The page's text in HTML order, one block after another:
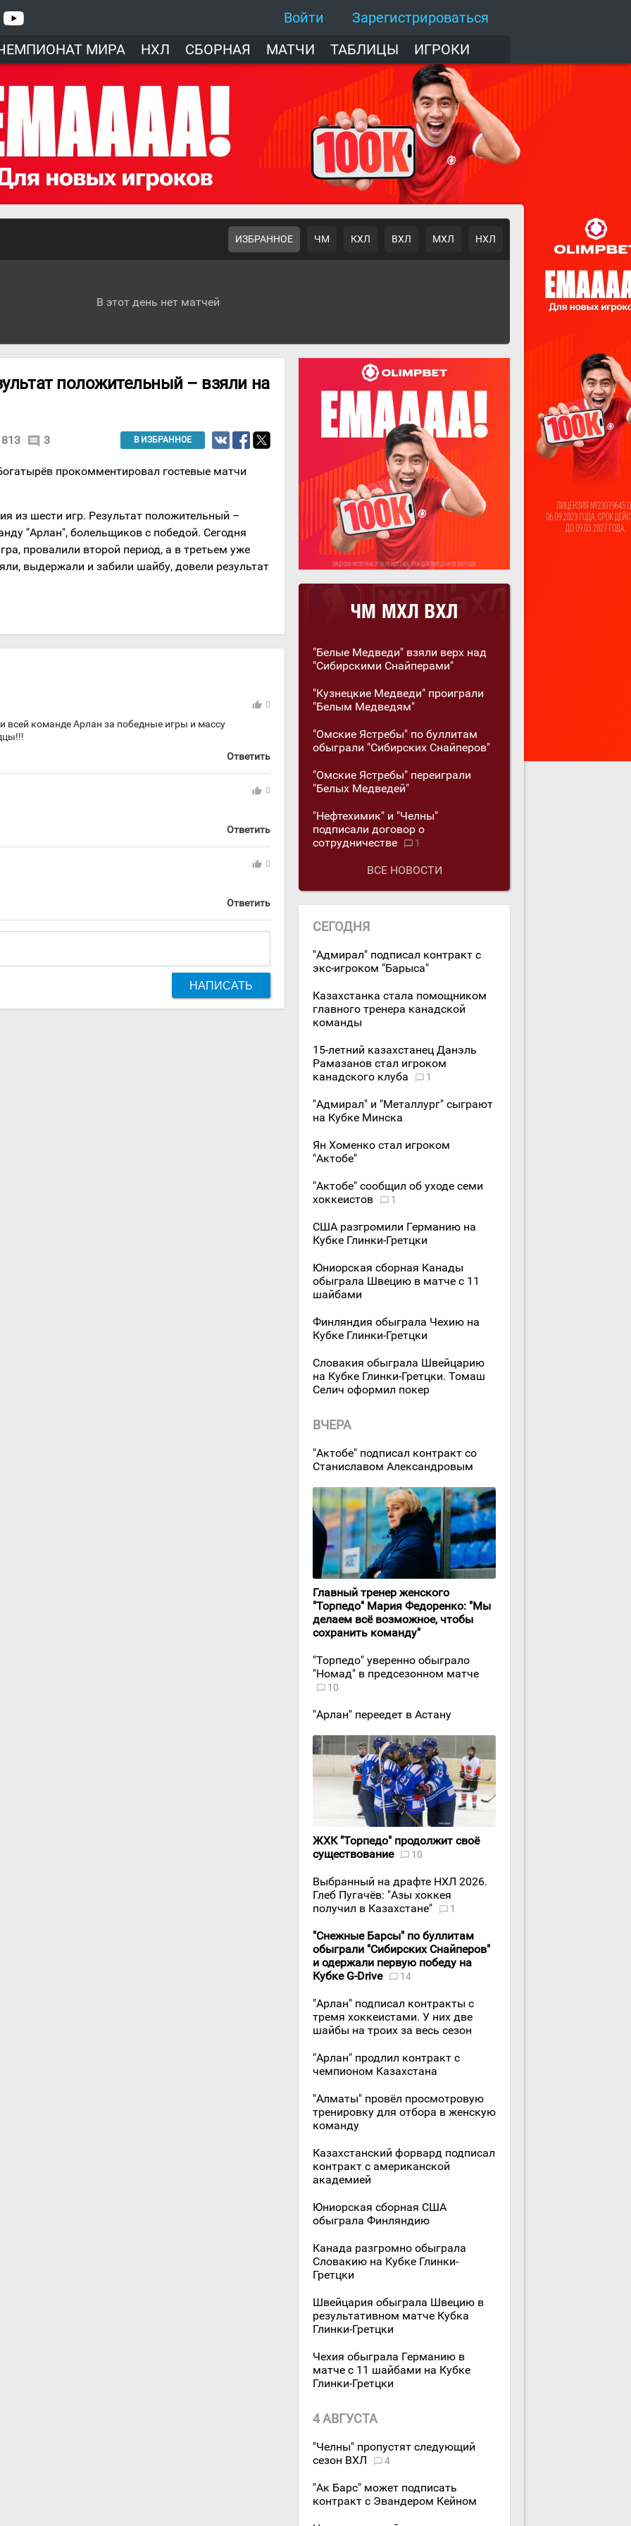
Войти
Зарегистрироваться
МИРА НХЛ СБОРНАЯ МАТЧИ ТАБЛИЦЫ ИГРОКИ
ИЗБРАННОЕ ЧМ КХЛ ВХЛ МХЛ НХЛ
В этот день нет матчей
положительный – взяли на
813 comment 3 В ИЗБРАННОЕ
прокомментировал гостевые матчи
из шести игр. Результат положительный –
"Арлан", болельщиков с победой. Сегодня
провалили второй период, а в третьем уже
выдержали и забили шайбу, довели результат
thumb_up 0
всей команде Арлан за победные игры и массу
Ответить
thumb_up 0
Ответить
thumb_up 0
Ответить
НАПИСАТЬ
"Белые Медведи" взяли верх над
"Сибирскими Снайперами"
"Кузнецкие Медведи" проиграли
"Белым Медведям"
"Омские Ястребы" по буллитам
обыграли "Сибирских Снайперов"
"Омские Ястребы" переиграли
"Белых Медведей"
"Нефтехимик" и "Челны"
подписали договор о
сотрудничестве
1
ВСЕ НОВОСТИ
СЕГОДНЯ
"Адмирал" подписал контракт с
экс-игроком "Барыса"
Казахстанка стала помощником
главного тренера канадской
команды
15-летний казахстанец Данэль
Рамазанов стал игроком
канадского клуба
1
"Адмирал" и "Металлург" сыграют
на Кубке Минска
Ян Хоменко стал игроком
"Актобе"
"Актобе" сообщил об уходе семи
хоккеистов
1
США разгромили Германию на
Кубке Глинки-Гретцки
Юниорская сборная Канады
обыграла Швецию в матче с 11
шайбами
Финляндия обыграла Чехию на
Кубке Глинки-Гретцки
Словакия обыграла Швейцарию
на Кубке Глинки-Гретцки. Томаш
Селич оформил покер
ВЧЕРА
"Актобе" подписал контракт со
Станиславом Александровым
Главный тренер женского
"Торпедо" Мария Федоренко: "Мы
делаем всё возможное, чтобы
сохранить команду"
"Торпедо" уверенно обыграло
"Номад" в предсезонном матче
10
"Арлан" переедет в Астану
ЖХК "Торпедо" продолжит своё
существование
10
Выбранный на драфте НХЛ 2026.
Глеб Пугачёв: "Азы хоккея
получил в Казахстане"
1
"Снежные Барсы" по буллитам
обыграли "Сибирских Снайперов"
и одержали первую победу на
Кубке G-Drive
14
"Арлан" подписал контракты с
тремя хоккеистами. У них две
шайбы на троих за весь сезон
"Арлан" продлил контракт с
чемпионом Казахстана
"Алматы" провёл просмотровую
тренировку для отбора в женскую
команду
Казахстанский форвард подписал
контракт с американской
академией
Юниорская сборная США
обыграла Финляндию
Канада разгромно обыграла
Словакию на Кубке Глинки-
Гретцки
Швейцария обыграла Швецию в
результативном матче Кубка
Глинки-Гретцки
Чехия обыграла Германию в
матче с 11 шайбами на Кубке
Глинки-Гретцки
4 АВГУСТА
"Челны" пропустят следующий
сезон ВХЛ
4
"Ак Барс" может подписать
контракт с Эвандером Кейном